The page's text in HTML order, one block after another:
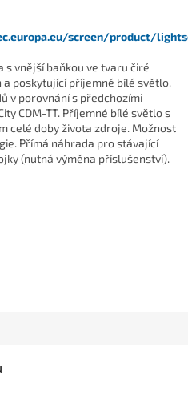
screen/product/
s vnější baňkou ve tvaru čiré
poskytující příjemné bílé světlo.
v porovnání s předchozími
CDM-TT. Příjemné bílé světlo s
celé doby života zdroje. Možnost
Přímá náhrada pro stávající
(nutná výměna příslušenství).